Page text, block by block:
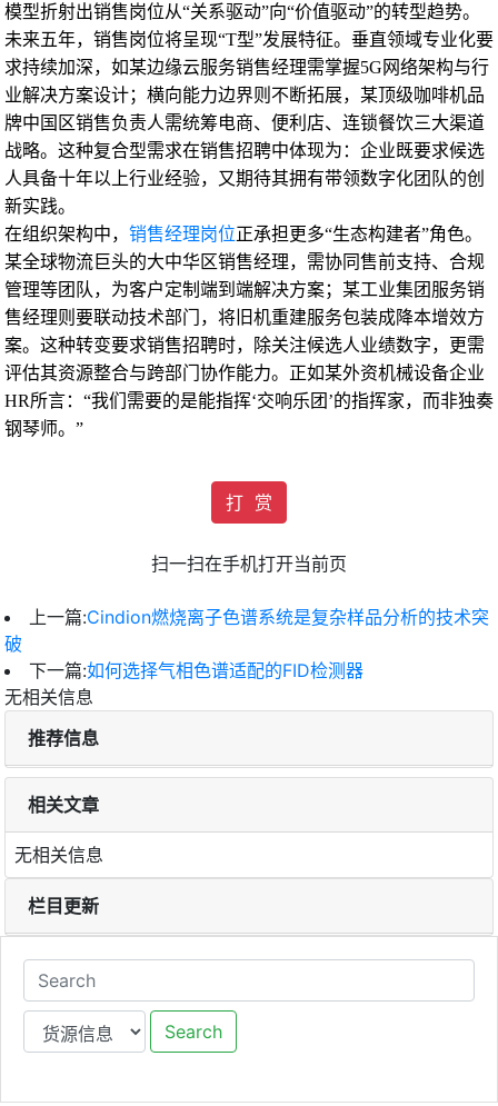
模型折射出销售岗位从“关系驱动”向“价值驱动”的转型趋势。
未来五年，销售岗位将呈现“T型”发展特征。垂直领域专业化要
求持续加深，如某边缘云服务销售经理需掌握5G网络架构与行
业解决方案设计；横向能力边界则不断拓展，某顶级咖啡机品
牌中国区销售负责人需统筹电商、便利店、连锁餐饮三大渠道
战略。这种复合型需求在销售招聘中体现为：企业既要求候选
人具备十年以上行业经验，又期待其拥有带领数字化团队的创
新实践。
在组织架构中， 销售经理岗位正承担更多“生态构建者”角色。
某全球物流巨头的大中华区销售经理，需协同售前支持、合规
管理等团队，为客户定制端到端解决方案；某工业集团服务销
售经理则要联动技术部门，将旧机重建服务包装成降本增效方
案。这种转变要求销售招聘时，除关注候选人业绩数字，更需
评估其资源整合与跨部门协作能力。正如某外资机械设备企业
HR所言：“我们需要的是能指挥‘交响乐团’的指挥家，而非独奏
钢琴师。”
打 赏
扫一扫在手机打开当前页
上一篇:Cindion燃烧离子色谱系统是复杂样品分析的技术突
破
下一篇:如何选择气相色谱适配的FID检测器
无相关信息
推荐信息
相关文章
无相关信息
栏目更新
Search